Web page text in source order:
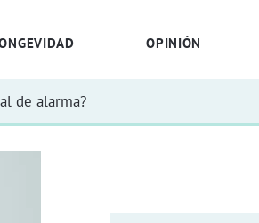
OPINIÓN
de alarma?